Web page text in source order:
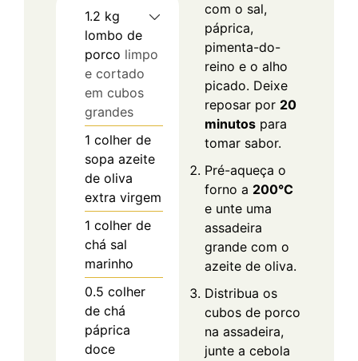
1.2 kg
lombo de
porco limpo
e cortado
em cubos
grandes
1 colher de
sopa azeite
de oliva
extra virgem
1 colher de
chá sal
marinho
0.5 colher
de chá
páprica
doce
com o sal,
páprica,
pimenta-do-
reino e o alho
picado. Deixe
reposar por 20
minutos para
tomar sabor.
Pré-aqueça o
forno a 200°C
e unte uma
assadeira
grande com o
azeite de oliva.
Distribua os
cubos de porco
na assadeira,
junte a cebola